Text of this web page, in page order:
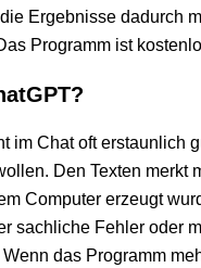
Ergebnisse dadurch
Programm ist
im Chat oft erstaunlich
Den Texten merkt
Computer erzeugt
sachliche Fehler oder
das Programm